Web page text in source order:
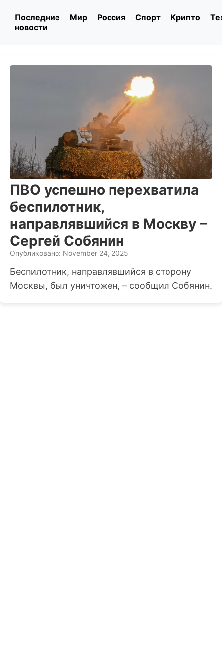
Последние
новости
Мир Россия Спорт Крипто
ПВО успешно перехватила
беспилотник,
направлявшийся в Москву –
Сергей Собянин
Опубликовано: November 24, 2025
Беспилотник, направлявшийся в сторону
Москвы, был уничтожен, – сообщил Собянин.